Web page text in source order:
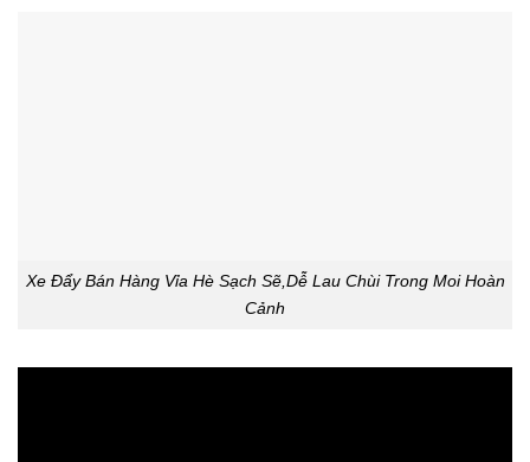
Xe Đẩy Bán Hàng Vỉa Hè Sạch Sẽ,Dễ Lau Chùi Trong Moi Hoàn
Cảnh